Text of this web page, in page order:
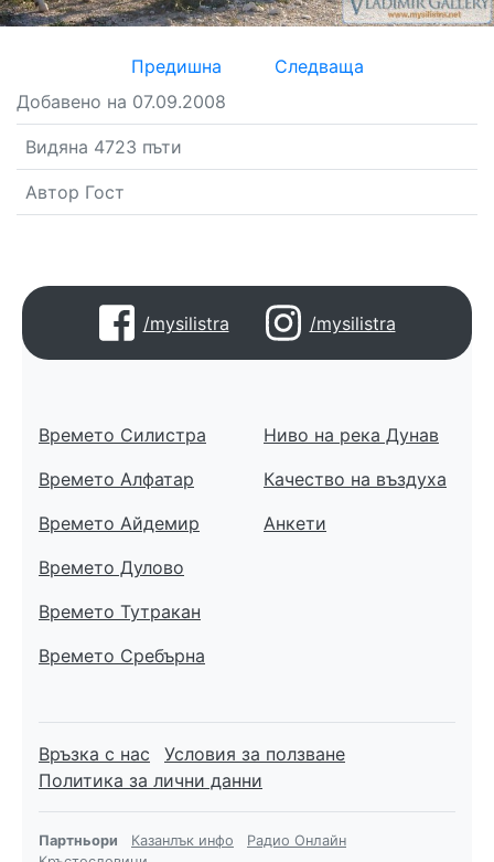
Предишна
Следваща
Добавено на 07.09.2008
Видяна 4723 пъти
Автор Гост
/mysilistra /mysilistra
Времето Силистра
Времето Алфатар
Времето Айдемир
Времето Дулово
Времето Тутракан
Времето Сребърна
Ниво на река Дунав
Качество на въздуха
Анкети
Връзка с нас
Условия за ползване
Политика за лични данни
Партньори Казанлък инфо
Радио Онлайн